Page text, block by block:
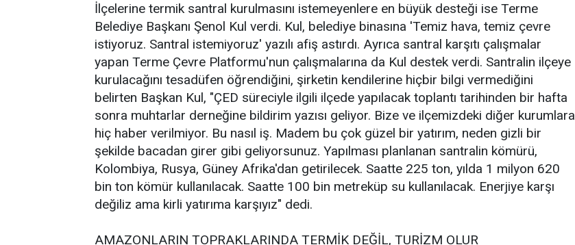
İlçelerine termik santral kurulmasını istemeyenlere en büyük desteği ise Terme
Belediye Başkanı Şenol Kul verdi. Kul, belediye binasına 'Temiz hava, temiz çevre
istiyoruz. Santral istemiyoruz' yazılı afiş astırdı. Ayrıca santral karşıtı çalışmalar
yapan Terme Çevre Platformu'nun çalışmalarına da Kul destek verdi. Santralin ilçeye
kurulacağını tesadüfen öğrendiğini, şirketin kendilerine hiçbir bilgi vermediğini
belirten Başkan Kul, "ÇED süreciyle ilgili ilçede yapılacak toplantı tarihinden bir hafta
sonra muhtarlar derneğine bildirim yazısı geliyor. Bize ve ilçemizdeki diğer kurumlara
hiç haber verilmiyor. Bu nasıl iş. Madem bu çok güzel bir yatırım, neden gizli bir
şekilde bacadan girer gibi geliyorsunuz. Yapılması planlanan santralin kömürü,
Kolombiya, Rusya, Güney Afrika'dan getirilecek. Saatte 225 ton, yılda 1 milyon 620
bin ton kömür kullanılacak. Saatte 100 bin metreküp su kullanılacak. Enerjiye karşı
değiliz ama kirli yatırıma karşıyız" dedi.
AMAZONLARIN TOPRAKLARINDA TERMİK DEĞİL, TURİZM OLUR